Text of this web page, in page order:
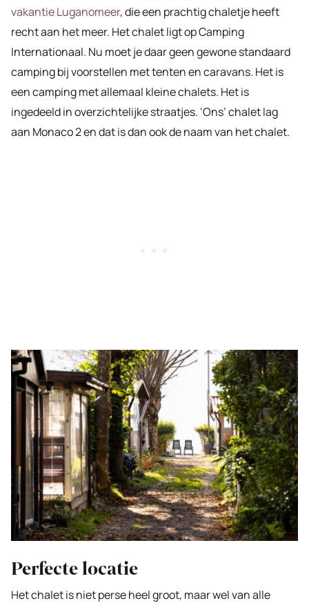
vakantie Luganomeer, die een prachtig chaletje heeft
recht aan het meer. Het chalet ligt op Camping
Internationaal. Nu moet je daar geen gewone standaard
camping bij voorstellen met tenten en caravans. Het is
een camping met allemaal kleine chalets. Het is
ingedeeld in overzichtelijke straatjes. ‘Ons’ chalet lag
aan Monaco 2 en dat is dan ook de naam van het chalet.
Perfecte locatie
Het chalet is niet perse heel groot, maar wel van alle